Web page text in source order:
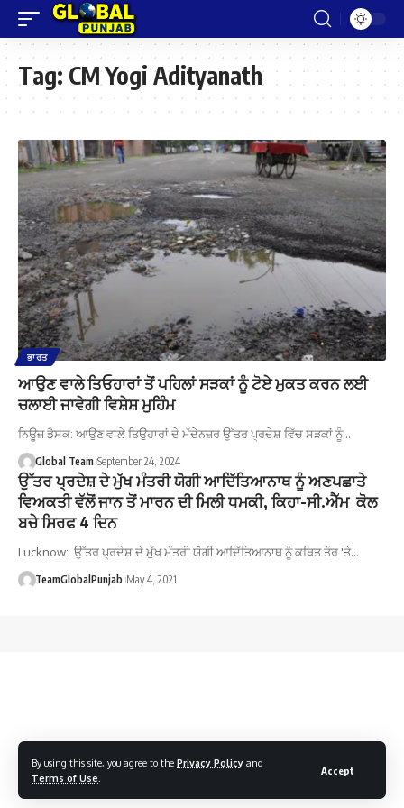
By using this site, you agree to the Privacy Policy and
Terms of Use
Accept
Tag: CM Yogi Adityanath
ਭਾਰਤ
ਆਉਣ ਵਾਲੇ ਤਿਓਹਾਰਾਂ ਤੋਂ ਪਹਿਲਾਂ ਸੜਕਾਂ ਨੂੰ ਟੋਏ ਮੁਕਤ ਕਰਨ ਲਈ
ਚਲਾਈ ਜਾਵੇਗੀ ਵਿਸ਼ੇਸ਼ ਮੁਹਿੰਮ
ਨਿਊਜ਼ ਡੈਸਕ: ਆਉਣ ਵਾਲੇ ਤਿਉਹਾਰਾਂ ਦੇ ਮੱਦੇਨਜ਼ਰ ਉੱਤਰ ਪ੍ਰਦੇਸ਼ ਵਿੱਚ ਸੜਕਾਂ ਨੂੰ…
Global Team September 24, 2024
ਉੱਤਰ ਪ੍ਰਦੇਸ਼ ਦੇ ਮੁੱਖ ਮੰਤਰੀ ਯੋਗੀ ਆਦਿੱਤਿਆਨਾਥ ਨੂੰ ਅਣਪਛਾਤੇ
ਵਿਅਕਤੀ ਵੱਲੋਂ ਜਾਨ ਤੋਂ ਮਾਰਨ ਦੀ ਮਿਲੀ ਧਮਕੀ, ਕਿਹਾ-ਸੀ.ਐੱਮ ਕੋਲ
ਬਚੇ ਸਿਰਫ 4 ਦਿਨ
Lucknow: ਉੱਤਰ ਪ੍ਰਦੇਸ਼ ਦੇ ਮੁੱਖ ਮੰਤਰੀ ਯੋਗੀ ਆਦਿੱਤਿਆਨਾਥ ਨੂੰ ਕਥਿਤ ਤੌਰ 'ਤੇ…
TeamGlobalPunjab May 4, 2021